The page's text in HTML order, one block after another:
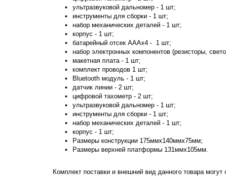
ультразвуковой дальномер - 1 шт;
инструменты для сборки - 1 шт;
набор механических деталей - 1 шт;
корпус - 1 шт;
батарейный отсек АААх4 - 1 шт;
набор электронных компонентов (резисторы,
макетная плата - 1 шт;
комплект проводов 1 шт;
Bluetooth модуль - 1 шт;
датчик линии - 2 шт;
цифровой тахометр - 2 шт;
ультразвуковой дальномер - 1 шт;
инструменты для сборки - 1 шт;
набор механических деталей - 1 шт;
корпус - 1 шт;
​Размеры конструкции 175ммх140ммх75мм;
Размеры верхней платформы 131ммх105мм.
Комплект поставки и внешний вид данного товара